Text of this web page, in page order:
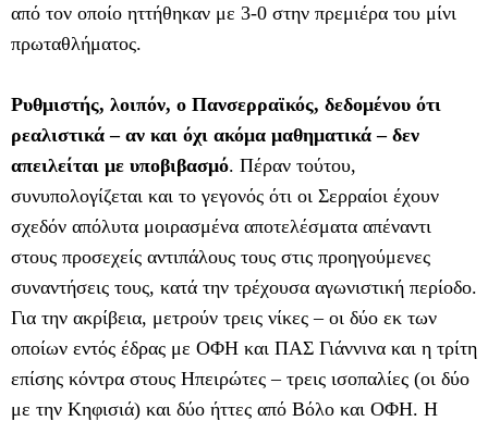
από τον οποίο ηττήθηκαν με 3-0 στην πρεμιέρα του μίνι
πρωταθλήματος.
Ρυθμιστής, λοιπόν, ο Πανσερραϊκός, δεδομένου ότι
ρεαλιστικά – αν και όχι ακόμα μαθηματικά – δεν
απειλείται με υποβιβασμό. Πέραν τούτου,
συνυπολογίζεται και το γεγονός ότι οι Σερραίοι έχουν
σχεδόν απόλυτα μοιρασμένα αποτελέσματα απέναντι
στους προσεχείς αντιπάλους τους στις προηγούμενες
συναντήσεις τους, κατά την τρέχουσα αγωνιστική περίοδο.
Για την ακρίβεια, μετρούν τρεις νίκες – οι δύο εκ των
οποίων εντός έδρας με ΟΦΗ και ΠΑΣ Γιάννινα και η τρίτη
επίσης κόντρα στους Ηπειρώτες – τρεις ισοπαλίες (οι δύο
με την Κηφισιά) και δύο ήττες από Βόλο και ΟΦΗ. Η